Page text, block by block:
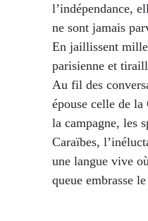
l’indépendance,
ne sont jamais
En jaillissent mille
parisienne et
Au fil des
épouse celle de
la campagne, les
Caraïbes,
une langue vive
queue embrasse